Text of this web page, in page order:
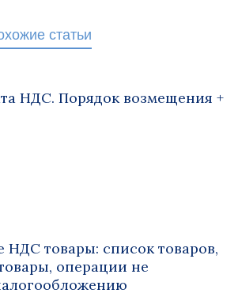
статьи
НДС. Порядок возмещения +
НДС товары: список товаров,
операции не